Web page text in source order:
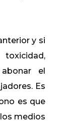
y si
el
Es
es que
medios